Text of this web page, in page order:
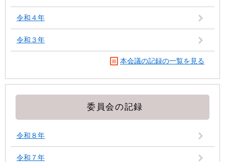
令和４年
令和３年
本会議の記録の一覧を見る
委員会の記録
令和８年
令和７年